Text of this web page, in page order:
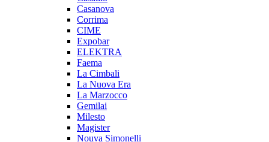
Casanova
Corrima
CIME
Expobar
ELEKTRA
Faema
La Cimbali
La Nuova Era
La Marzocco
Gemilai
Milesto
Magister
Nouva Simonelli